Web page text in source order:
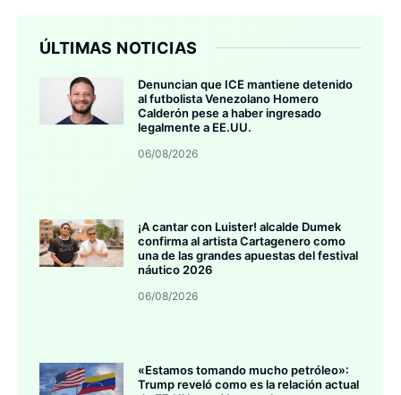
ÚLTIMAS NOTICIAS
Denuncian que ICE mantiene detenido
al futbolista Venezolano Homero
Calderón pese a haber ingresado
legalmente a EE.UU.
06/08/2026
¡A cantar con Luister! alcalde Dumek
confirma al artista Cartagenero como
una de las grandes apuestas del festival
náutico 2026
06/08/2026
«Estamos tomando mucho petróleo»:
Trump reveló como es la relación actual